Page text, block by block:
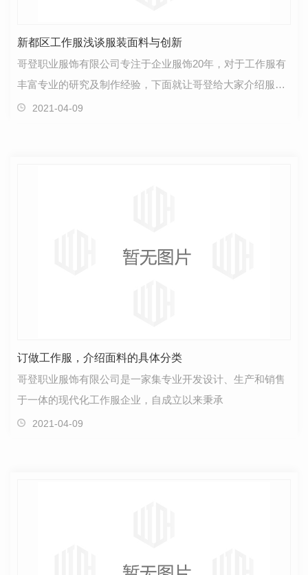
新都区工作服浅谈服装面料与创新
哥登职业服饰有限公司专注于企业服饰20年，对于工作服有
丰富专业的研究及制作经验，下面就让哥登给大家介绍服装
面料与创新：进入21世纪，追求个性化消费、提高生活…
2021-04-09
订做工作服，介绍面料的具体分类
哥登职业服饰有限公司是一家集专业开发设计、生产和销售
于一体的现代化工作服企业，自成立以来秉承
2021-04-09